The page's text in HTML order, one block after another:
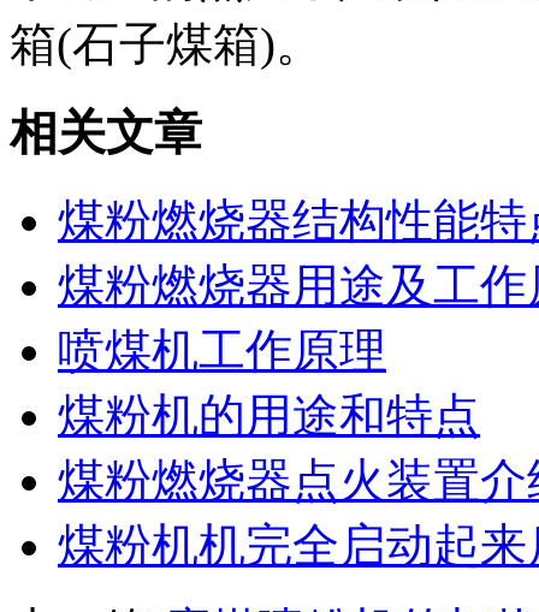
箱(石子煤箱)。
相关文章
煤粉燃烧器结构性能特
煤粉燃烧器用途及工作
喷煤机工作原理
煤粉机的用途和特点
煤粉燃烧器点火装置介
煤粉机机完全启动起